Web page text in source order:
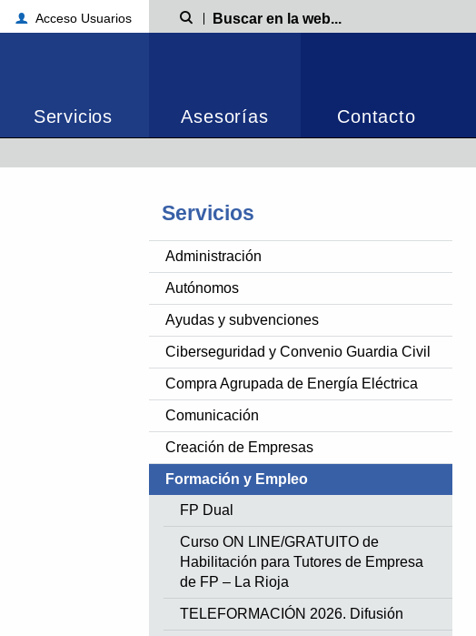
Acceso Usuarios Búsqueda
Servicios Asesorías Contacto
Servicios
Administración
Autónomos
Ayudas y subvenciones
Ciberseguridad y Convenio Guardia Civil
Compra Agrupada de Energía Eléctrica
Comunicación
Creación de Empresas
Formación y Empleo
FP Dual
Curso ON LINE/GRATUITO de
Habilitación para Tutores de Empresa
de FP – La Rioja
TELEFORMACIÓN 2026. Difusión